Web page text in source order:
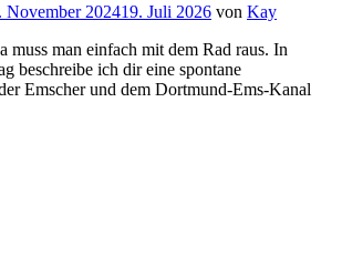
November 202419. Juli 2026 von Kay
muss man einfach mit dem Rad raus. In
beschreibe ich dir eine spontane
Emscher und dem Dortmund-Ems-Kanal